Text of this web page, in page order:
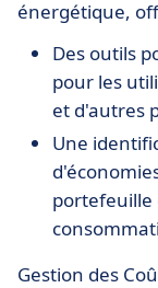
énergétique,
Des outils
pour les
et d'autres
Une
portefeuille
Gestion des